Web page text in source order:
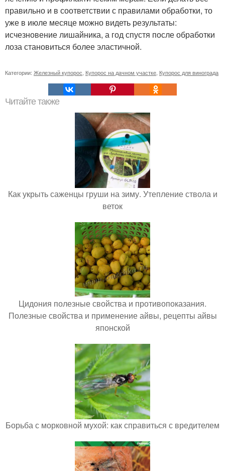
правильно и в соответствии с правилами обработки, то
уже в июле месяце можно видеть результаты:
исчезновение лишайника, а год спустя после обработки
лоза становиться более эластичной.
Категории: Железный купорос Купорос на дачном участке Купорос для винограда
Читайте также
Как укрыть саженцы груши на зиму. Утепление ствола и
веток
Цидония полезные свойства и противопоказания.
Полезные свойства и применение айвы, рецепты айвы
японской
Борьба с морковной мухой: как справиться с вредителем